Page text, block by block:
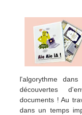
l'algorythme
découvertes
documents ! Au
dans un temps